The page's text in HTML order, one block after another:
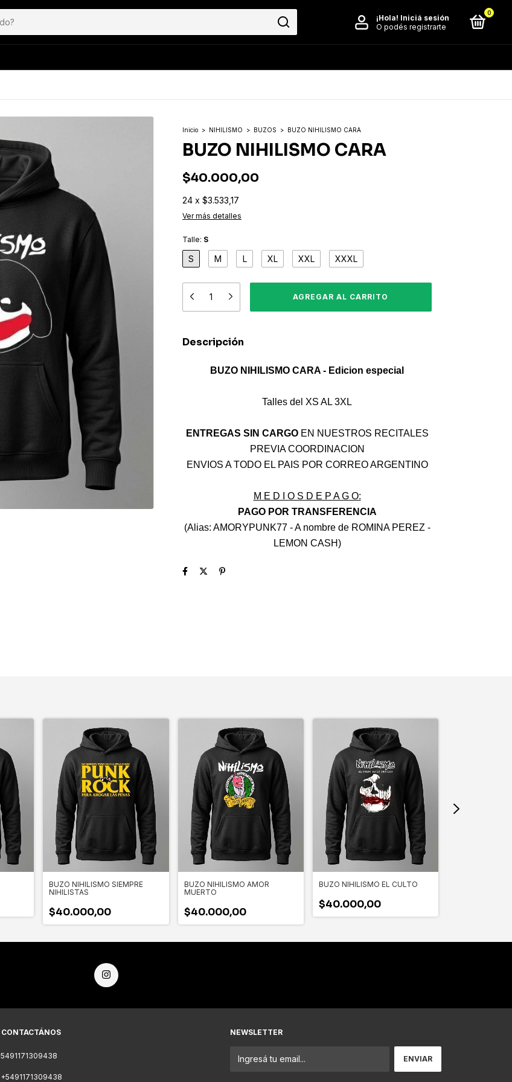
¡Hola! Iniciá sesión
O podés registrarte
0
Inicio > NIHILISMO > BUZOS > BUZO NIHILISMO CARA
BUZO NIHILISMO CARA
$40.000,00
24 x $3.533,17
Ver más detalles
Talle: S
S M L XL XXL XXXL
Descripción
BUZO NIHILISMO CARA - Edicion especial
Talles del XS AL 3XL
ENTREGAS SIN CARGOEN NUESTROS RECITALES
PREVIA COORDINACION
ENVIOS A TODO EL PAIS POR CORREO ARGENTINO
M E D I O S D E P A G O:
PAGO POR TRANSFERENCIA
(Alias: AMORYPUNK77 - A nombre de ROMINA PEREZ -
LEMON CASH)
BUZO NIHILISMO SIEMPRE
NIHILISTAS
$40.000,00
BUZO NIHILISMO AMOR
MUERTO
$40.000,00
BUZO NIHILISMO EL CULTO
$40.000,00
CONTACTÁNOS
5491171309438
+5491171309438
NEWSLETTER